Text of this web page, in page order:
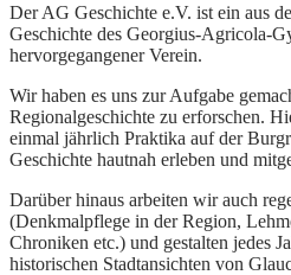
Der AG Geschichte e.V. ist ein aus
Geschichte des Georgius-Agricola-
hervorgegangener Verein.
Wir haben es uns zur Aufgabe
Regionalgeschichte zu erforschen.
einmal jährlich Praktika auf der
Geschichte hautnah erleben und
Darüber hinaus arbeiten wir auch
(Denkmalpflege in der Region,
Chroniken etc.) und gestalten jedes
historischen Stadtansichten von